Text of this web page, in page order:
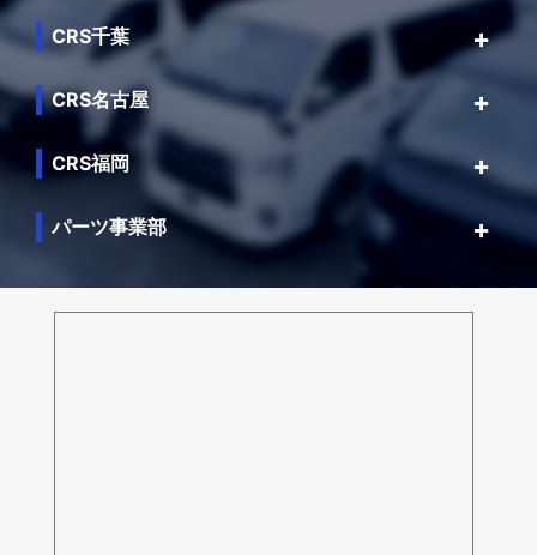
CRS千葉
CRS名古屋
CRS福岡
パーツ事業部